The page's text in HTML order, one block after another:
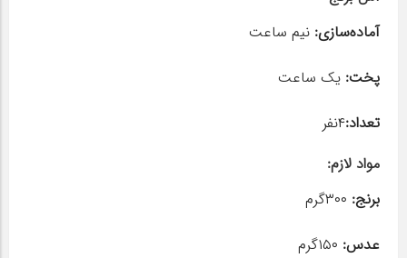
آماده‌سازی‌: نیم ساعت
پخت: یک ساعت
تعداد:۴نفر
مواد لازم:
برنج:
عدس: ۱۵۰گرم